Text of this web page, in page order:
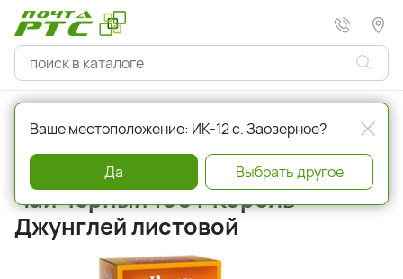
Главная Чай, кофе, сахар, мед Чай
Артикул a001219
Чай черный 100 г Король
Джунглей листовой
Ваше местоположение: ИК-12 с. Заозерное?
Да Выбрать другое